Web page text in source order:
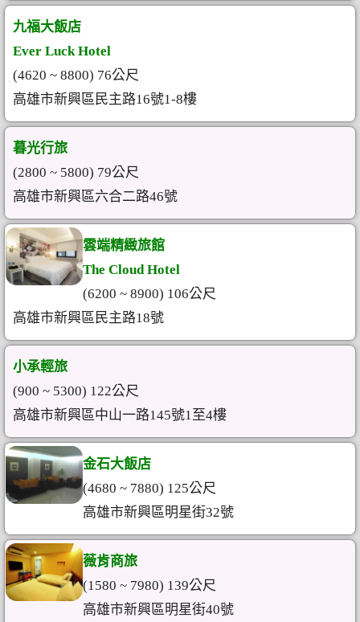
九福大飯店
Ever Luck Hotel
(4620 ~ 8800) 76公尺
高雄市新興區民主路16號1-8樓
暮光行旅
(2800 ~ 5800) 79公尺
高雄市新興區六合二路46號
雲端精緻旅館
The Cloud Hotel
(6200 ~ 8900) 106公尺
高雄市新興區民主路18號
小承輕旅
(900 ~ 5300) 122公尺
高雄市新興區中山一路145號1至4樓
金石大飯店
(4680 ~ 7880) 125公尺
高雄市新興區明星街32號
薇肯商旅
(1580 ~ 7980) 139公尺
高雄市新興區明星街40號